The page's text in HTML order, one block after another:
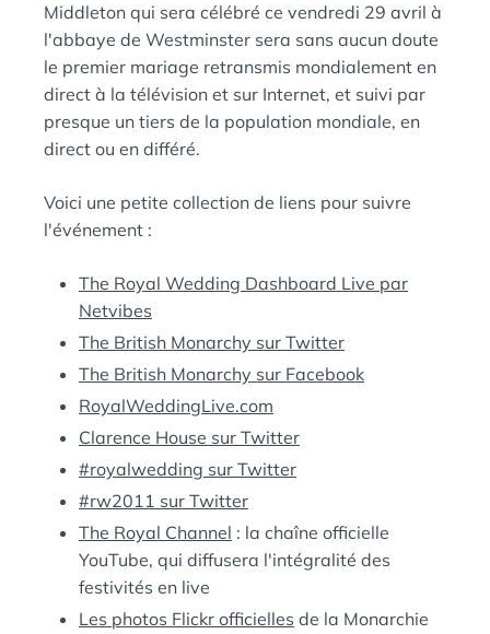
Middleton qui sera célébré ce vendredi 29 avril à
l'abbaye de Westminster sera sans aucun doute
le premier mariage retransmis mondialement en
direct à la télévision et sur Internet, et suivi par
presque un tiers de la population mondiale, en
direct ou en différé.
Voici une petite collection de liens pour suivre
l'événement :
The Royal Wedding Dashboard Live par
Netvibes
The British Monarchy sur Twitter
The British Monarchy sur Facebook
RoyalWeddingLive.com
Clarence House sur Twitter
#royalwedding sur Twitter
#rw2011 sur Twitter
The Royal Channel : la chaîne officielle
YouTube, qui diffusera l'intégralité des
festivités en live
Les photos Flickr officielles de la Monarchie